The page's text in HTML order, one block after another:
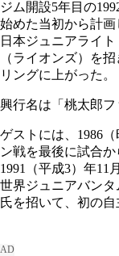
ジム開設5年目の
始めた当初から計画
日本ジュニアライ
（ライオンズ）を
リングに上がった。
興行名は「桃太郎フ
ゲストには、1986
ン戦を最後に試合
1991（平成3）年11
世界ジュニアバン
氏を招いて、初の自